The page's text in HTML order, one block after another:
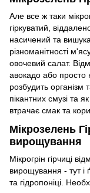
Але все ж таки
гіркуватий,
насичений та
різноманітності
овочевий салат.
авокадо або просто
розбудить організм
пікантних смузі та
втрачає смак та
Мікрозелень
вирощування
Мікрогрін гірчиці
вирощування - тут і
та гідропоніці.